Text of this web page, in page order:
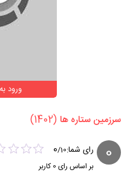
ورود
‏سرزمین ستاره ها‏ (1402)
0 رای شما: 0/10
بر اساس رای 0کاربر